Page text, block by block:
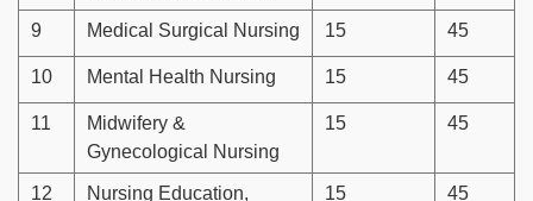
9 Medical Surgical Nursing 15 45
10 Mental Health Nursing 15 45
11
Midwifery &
Gynecological Nursing
15 45
12 Nursing Education, 15 45